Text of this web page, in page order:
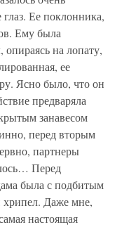
Ее поклонника,
Ему была
опираясь на лопату,
ее
Ясно было, что он
предваряла
занавесом
перед вторым
партнеры
Перед
была с подбитым
хрипел. Даже мне,
настоящая